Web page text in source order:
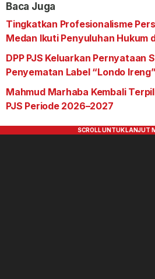
Baca Juga
Tingkatkan Profesionalisme
Medan Ikuti Penyuluhan Hukum
DPP PJS Keluarkan Pernyataan
Penyematan Label “Londo
Mahmud Marhaba Kembali
PJS Periode 2026–2027